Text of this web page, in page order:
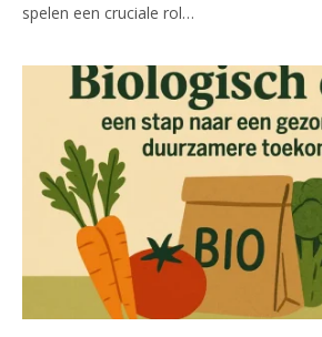
spelen een cruciale rol…